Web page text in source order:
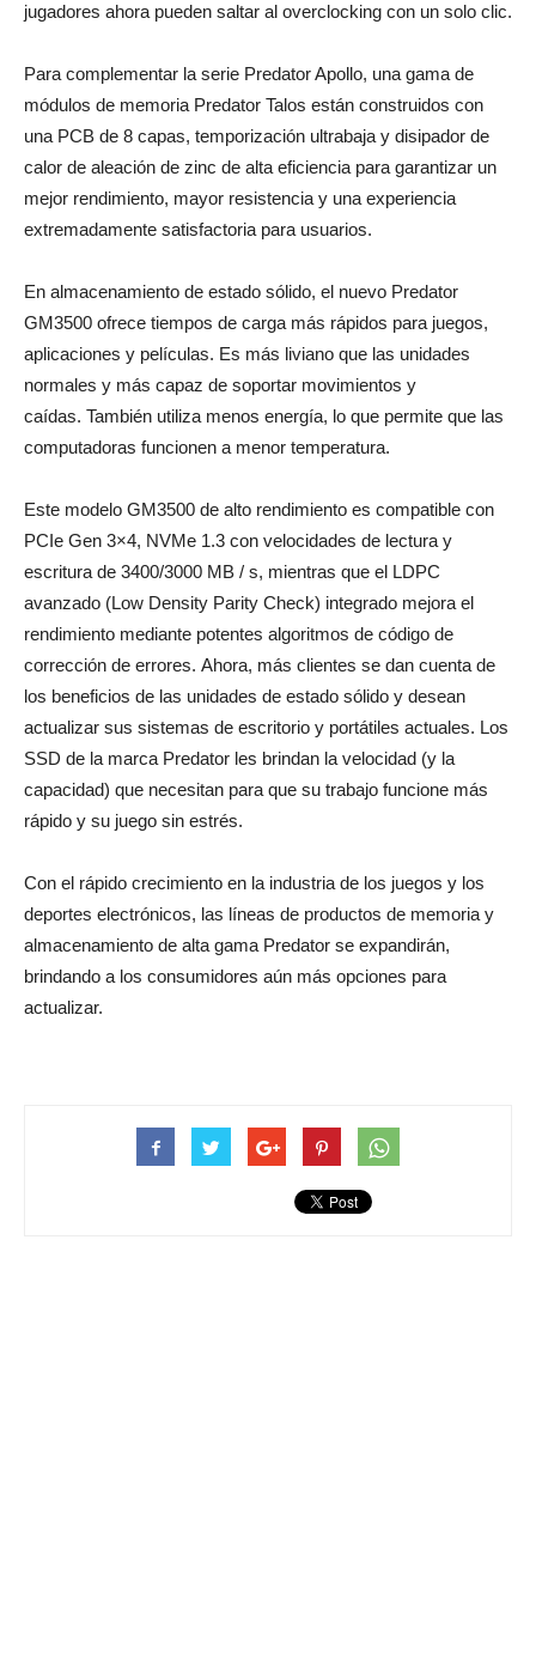
jugadores ahora pueden saltar al overclocking con un solo clic.
Para complementar la serie Predator Apollo, una gama de
módulos de memoria Predator Talos están construidos con
una PCB de 8 capas, temporización ultrabaja y disipador de
calor de aleación de zinc de alta eficiencia para garantizar un
mejor rendimiento, mayor resistencia y una experiencia
extremadamente satisfactoria para usuarios.
En almacenamiento de estado sólido, el nuevo Predator
GM3500 ofrece tiempos de carga más rápidos para juegos,
aplicaciones y películas. Es más liviano que las unidades
normales y más capaz de soportar movimientos y
caídas. También utiliza menos energía, lo que permite que las
computadoras funcionen a menor temperatura.
Este modelo GM3500 de alto rendimiento es compatible con
PCIe Gen 3×4, NVMe 1.3 con velocidades de lectura y
escritura de 3400/3000 MB / s, mientras que el LDPC
avanzado (Low Density Parity Check) integrado mejora el
rendimiento mediante potentes algoritmos de código de
corrección de errores. Ahora, más clientes se dan cuenta de
los beneficios de las unidades de estado sólido y desean
actualizar sus sistemas de escritorio y portátiles actuales. Los
SSD de la marca Predator les brindan la velocidad (y la
capacidad) que necesitan para que su trabajo funcione más
rápido y su juego sin estrés.
Con el rápido crecimiento en la industria de los juegos y los
deportes electrónicos, las líneas de productos de memoria y
almacenamiento de alta gama Predator se expandirán,
brindando a los consumidores aún más opciones para
actualizar.